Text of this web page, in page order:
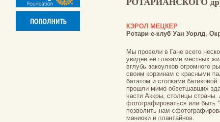
Мы провели в Гане всего
увидев её глазами местных
вглубь закоулков огромного
своим корзинам с красными
бататом и стопками
прошли мимо обветшавших
части Аккры, столицы страны.
фотографироваться или быть
позволить нам
маниоки и плантайнов.
КЭРОЛ МЕЦКЕР
Ротари е-клуб Уан Уорлд,
ПОПОЛНИТЬ